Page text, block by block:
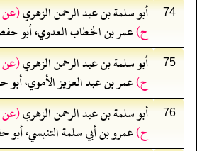
74 أبو سلمة بن عبد الرحمن الزهري(عن
ح)عمر بن الخطاب العدوي، أبو
75 أبو سلمة بن عبد الرحمن الزهري(عن
ح)عمر بن عبد العزيز الأموي،
76 أبو سلمة بن عبد الرحمن الزهري(عن
ح)عمرو بن أبي سلمة التنيسي،